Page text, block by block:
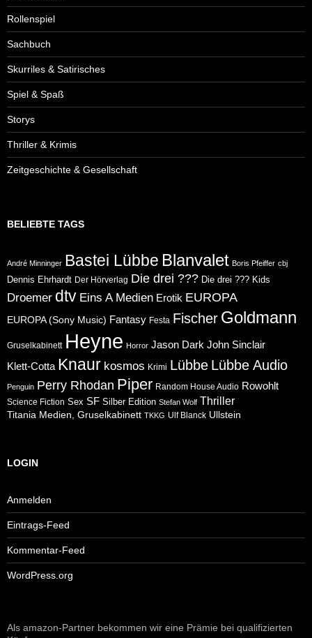
Rollenspiel
Sachbuch
Skurriles & Satirisches
Spiel & Spaß
Storys
Thriller & Krimis
Zeitgeschichte & Gesellschaft
BELIEBTE TAGS
André Minninger Bastei Lübbe Blanvalet Boris Pfeiffer cbj
Dennis Ehrhardt Der Hörverlag Die drei ??? Die drei ??? Kids
Droemer dtv Eins A Medien Erotik EUROPA
EUROPA (Sony Music) Fantasy Festa Fischer Goldmann
Gruselkabinett Heyne Horror Jason Dark John Sinclair
Klett-Cotta Knaur kosmos Krimi Lübbe Lübbe Audio
Penguin Perry Rhodan Piper Random House Audio Rowohlt
Science Fiction Sex SF Silber Edition Stefan Wolf Thriller
Titania Medien, Gruselkabinett TKKG Ulf Blanck Ullstein
LOGIN
Anmelden
Eintrags-Feed
Kommentar-Feed
WordPress.org
Als amazon-Partner bekommen wir eine Prämie bei qualifizierten